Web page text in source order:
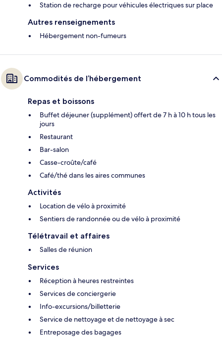
Station de recharge pour véhicules électriques sur place
Autres renseignements
Hébergement non-fumeurs
Commodités de l’hébergement
Repas et boissons
Buffet déjeuner (supplément) offert de 7 h à 10 h tous les
jours
Restaurant
Bar-salon
Casse-croûte/café
Café/thé dans les aires communes
Activités
Location de vélo à proximité
Sentiers de randonnée ou de vélo à proximité
Télétravail et affaires
Salles de réunion
Services
Réception à heures restreintes
Services de conciergerie
Info-excursions/billetterie
Service de nettoyage et de nettoyage à sec
Entreposage des bagages